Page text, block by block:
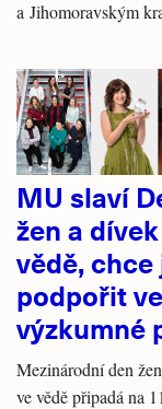
a Jihomoravským
MU slaví
žen a
vědě, chce
podpořit ve
výzkumné
Mezinárodní den
ve vědě připadá na